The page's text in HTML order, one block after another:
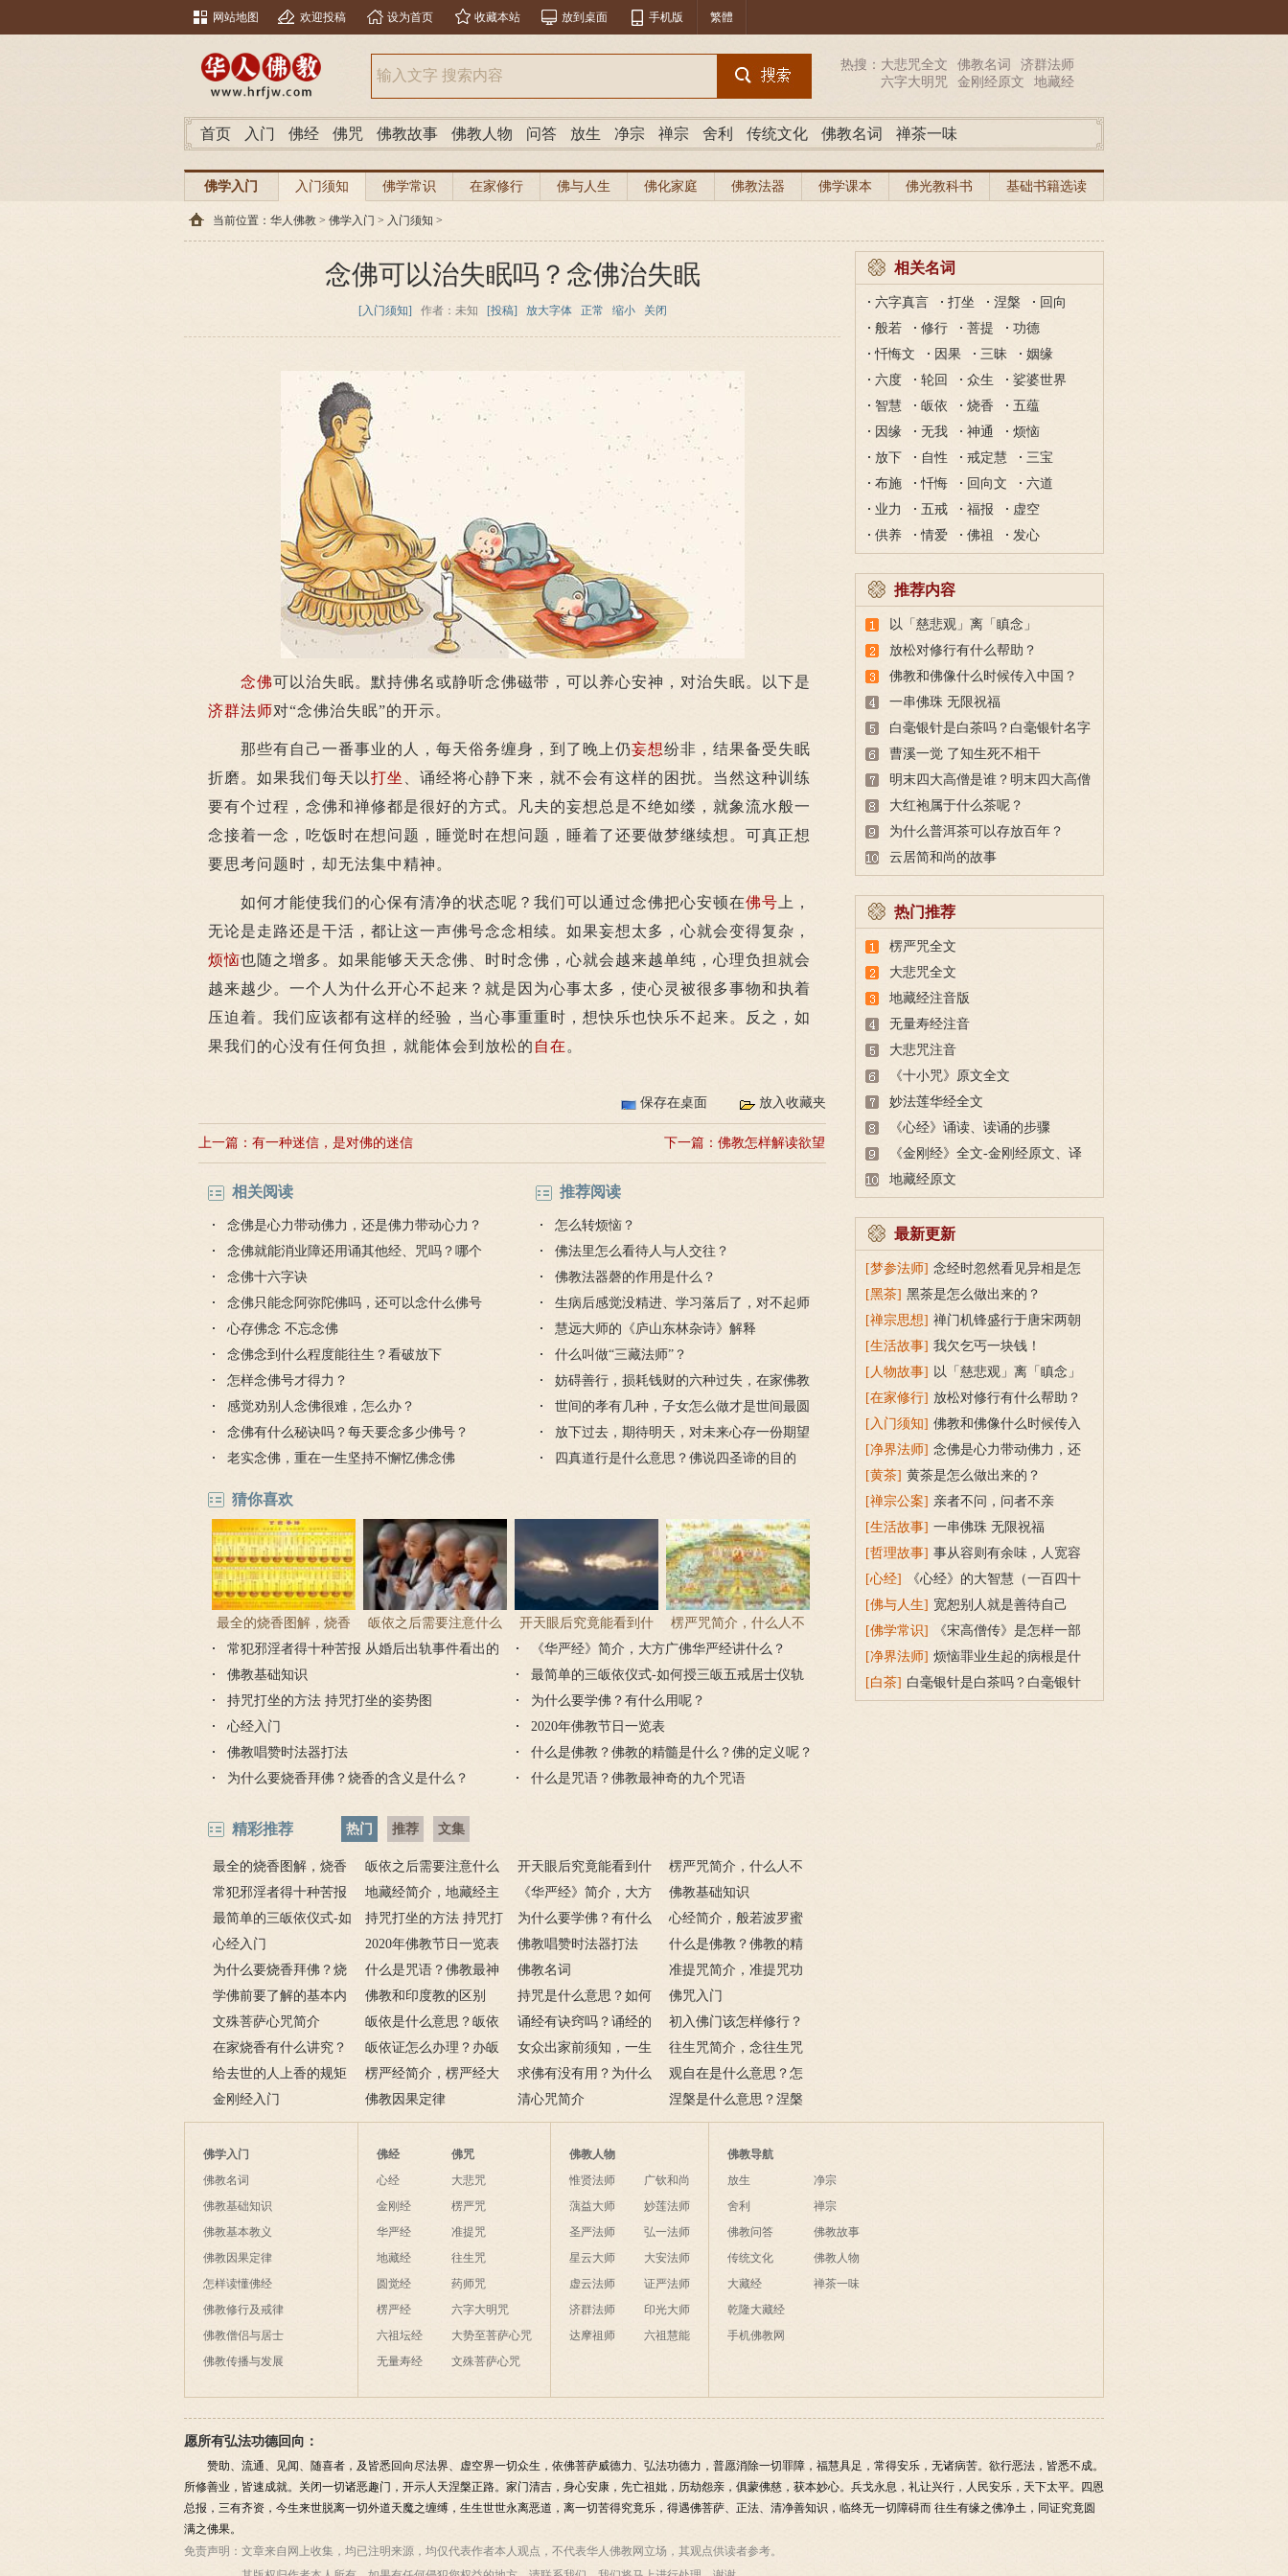
网站地图 欢迎投稿 设为首页 收藏本站 放到桌面 手机版 繁體
热搜： 大悲咒全文 佛教名词
济群法师
六字大明咒
金刚经原文 地藏经
首页 入门 佛经 佛咒 佛教故事 佛教人物 问答 放生 净宗 禅宗 舍利 传统文化 佛教名词 禅茶一味
佛学入门 入门须知 佛学常识 在家修行 佛与人生 佛化家庭 佛教法器 佛学课本 佛光教科书 基础书籍选读
当前位置： 华人佛教 > 佛学入门 > 入门须知 >
念佛可以治失眠吗？念佛治失眠
[入门须知] 作者：未知 [投稿] 放大字体 正常 缩小 关闭
念佛可以治失眠。默持佛名或静听念佛磁带，可以养心安神，对治失眠。以下是
济群法师对“念佛治失眠”的开示。
那些有自己一番事业的人，每天俗务缠身，到了晚上仍妄想纷非，结果备受失眠
折磨。如果我们每天以打坐
、诵经将心静下来，就不会有这样的困扰。当然这种训练
要有个过程，念佛和禅修都是很好的方式。凡夫的妄想总是不绝如缕，就象流水般一
念接着一念，吃饭时在想问题，睡觉时在想问题，睡着了还要做梦继续想。可真正想
要思考问题时，却无法集中精神。
如何才能使我们的心保有清净的状态呢？我们可以通过念佛把心安顿在佛号 上，
无论是走路还是干活，都让这一声佛号念念相续。如果妄想太多，心就会变得复杂，
烦恼也随之增多。如果能够天天念佛、时时念佛，心就会越来越单纯，心理负担就会
越来越少。一个人为什么开心不起来？就是因为心事太多，使心灵被很多事物和执着
压迫着。我们应该都有这样的经验，当心事重重时，想快乐也快乐不起来。反之，如
果我们的心没有任何负担，就能体会到放松的 自在 。
保存在桌面 放入收藏夹
上一篇： 有一种迷信，是对佛的迷信 下一篇： 佛教怎样解读欲望
相关阅读
念佛是心力带动佛力，还是佛力带动心力？
念佛就能消业障还用诵其他经、咒吗？哪个
法门好？
念佛十六字诀
念佛只能念阿弥陀佛吗，还可以念什么佛号
吗？
心存佛念 不忘念佛
念佛念到什么程度能往生？看破放下
怎样念佛号才得力？
感觉劝别人念佛很难，怎么办？
念佛有什么秘诀吗？每天要念多少佛号？
老实念佛，重在一生坚持不懈忆佛念佛
推荐阅读
怎么转烦恼？
佛法里怎么看待人与人交往？
佛教法器磬的作用是什么？
生病后感觉没精进、学习落后了，对不起师
父怎么看？
慧远大师的《庐山东林杂诗》解释
什么叫做“三藏法师”？
妨碍善行，损耗钱财的六种过失，在家佛教
徒要防范
世间的孝有几种，子女怎么做才是世间最圆
满的孝道？
放下过去，期待明天，对未来心存一份期望
四真道行是什么意思？佛说四圣谛的目的
猜你喜欢
最全的烧香图解，烧香
有何含义与讲究？
皈依之后需要注意什么
吗 皈依佛门后的注意事
开天眼后究竟能看到什
么？
楞严咒简介，什么人不
能念楞严咒？
常犯邪淫者得十种苦报 从婚后出轨事件看出的
因果报应
《华严经》简介，大方广佛华严经讲什么？
佛教基础知识
最简单的三皈依仪式-如何授三皈五戒居士仪轨
持咒打坐的方法 持咒打坐的姿势图
为什么要学佛？有什么用呢？
心经入门
2020年佛教节日一览表
佛教唱赞时法器打法
什么是佛教？佛教的精髓是什么？佛的定义呢？
为什么要烧香拜佛？烧香的含义是什么？
什么是咒语？佛教最神奇的九个咒语
精彩推荐 热门 推荐 文集
最全的烧香图解，烧香
有何含义与讲究？
皈依之后需要注意什么
吗 皈依佛门后的注意事
项
开天眼后究竟能看到什
么？
楞严咒简介，什么人不
能念楞严咒？
常犯邪淫者得十种苦报
从婚后出轨事件看出的因
果报应
地藏经简介，地藏经主
要讲什么？
《华严经》简介，大方
广佛华严经讲什么？
佛教基础知识
最简单的三皈依仪式-如
何授三皈五戒居士仪轨
持咒打坐的方法 持咒打
坐的姿势图
为什么要学佛？有什么
用呢？
心经简介，般若波罗蜜
多心经内容介绍
心经入门 2020年佛教节日一览表 佛教唱赞时法器打法
什么是佛教？佛教的精
髓是什么？佛的定义
呢？
为什么要烧香拜佛？烧
香的含义是什么？
什么是咒语？佛教最神
奇的九个咒语
佛教名词
准提咒简介，准提咒功
德及妙用
学佛前要了解的基本内
容
佛教和印度教的区别
持咒是什么意思？如何
持咒？
佛咒入门
文殊菩萨心咒简介
皈依是什么意思？皈依
三宝又是什么意思？
诵经有诀窍吗？诵经的
十二条诀窍
初入佛门该怎样修行？
在家烧香有什么讲究？
一些禁忌千万不要触
碰！
皈依证怎么办理？办皈
依证后的忌讳是什么？
女众出家前须知，一生
只有一次出家机会
往生咒简介，念往生咒
要注意什么？
给去世的人上香的规矩
楞严经简介，楞严经大
致在讲什么？
求佛有没有用？为什么
说佛菩萨可以保佑人？
观自在是什么意思？怎
么理解？
金刚经入门 佛教因果定律 清心咒简介
涅槃是什么意思？涅槃
的四种分类分别指什
相关名词
六字真言 打坐 涅槃
回向
般若
修行 菩提
功德
忏悔文
因果 三昧
姻缘
六度
轮回 众生
娑婆世界
智慧
皈依 烧香
五蕴
因缘
无我 神通
烦恼
放下
自性 戒定慧
三宝
布施
忏悔 回向文
六道
业力
五戒 福报
虚空
供养
情爱 佛祖 发心
推荐内容
以「慈悲观」离「瞋念」
放松对修行有什么帮助？
佛教和佛像什么时候传入中国？
一串佛珠 无限祝福
白毫银针是白茶吗？白毫银针名字
的由来与冲泡方法
曹溪一觉 了知生死不相干
明末四大高僧是谁？明末四大高僧
简介
大红袍属于什么茶呢？
为什么普洱茶可以存放百年？
云居简和尚的故事
热门推荐
楞严咒全文
大悲咒全文
地藏经注音版
无量寿经注音
大悲咒注音
《十小咒》原文全文
妙法莲华经全文
《心经》诵读、读诵的步骤
《金刚经》全文-金刚经原文、译
文及释意
地藏经原文
最新更新
[梦参法师] 念经时忽然看见异相是怎
么回事？
[黑茶] 黑茶是怎么做出来的？
[禅宗思想] 禅门机锋盛行于唐宋两朝
原因是什么？
[生活故事] 我欠乞丐一块钱！
[人物故事] 以「慈悲观」离「瞋念」
[在家修行] 放松对修行有什么帮助？
[入门须知] 佛教和佛像什么时候传入
中国？
[净界法师] 念佛是心力带动佛力，还
是佛力带动心力？
[黄茶] 黄茶是怎么做出来的？
[禅宗公案] 亲者不问，问者不亲
[生活故事] 一串佛珠 无限祝福
[哲理故事] 事从容则有余味，人宽容
则有余年
[心经]
《心经》的大智慧（一百四十
四）
[佛与人生] 宽恕别人就是善待自己
[佛学常识]
《宋高僧传》是怎样一部
书？
[净界法师] 烦恼罪业生起的病根是什
么？
[白茶] 白毫银针是白茶吗？白毫银针
佛学入门
佛教名词
佛教基础知识
佛教基本教义
佛教因果定律
怎样读懂佛经
佛教修行及戒律
佛教僧侣与居士
佛教传播与发展
佛经
心经
金刚经
华严经
地藏经
圆觉经
楞严经
六祖坛经
无量寿经
佛咒
大悲咒
楞严咒
准提咒
往生咒
药师咒
六字大明咒
大势至菩萨心咒
文殊菩萨心咒
佛教人物
惟贤法师
蕅益大师
圣严法师
星云大师
虚云法师
济群法师
达摩祖师
广钦和尚
妙莲法师
弘一法师
大安法师
证严法师
印光大师
六祖慧能
佛教导航
放生
舍利
佛教问答
传统文化
大藏经
乾隆大藏经
手机佛教网
净宗
禅宗
佛教故事
佛教人物
禅茶一味
愿所有弘法功德回向：
赞助、流通、见闻、随喜者，及皆悉回向尽法界、虚空界一切众生，依佛菩萨威德力、弘法功德力，普愿消除一切罪障，福慧具足，常得安乐，无诸病苦。欲行恶法，皆悉不成。
所修善业，皆速成就。关闭一切诸恶趣门，开示人天涅槃正路。家门清吉，身心安康，先亡祖妣，历劫怨亲，俱蒙佛慈，获本妙心。兵戈永息，礼让兴行，人民安乐，天下太平。四恩
总报，三有齐资，今生来世脱离一切外道天魔之缠缚，生生世世永离恶道，离一切苦得究竟乐，得遇佛菩萨、正法、清净善知识，临终无一切障碍而 往生有缘之佛净土，同证究竟圆
满之佛果。
免责声明： 文章来自网上收集，均已注明来源，均仅代表作者本人观点，不代表华人佛教网立场，其观点供读者参考。